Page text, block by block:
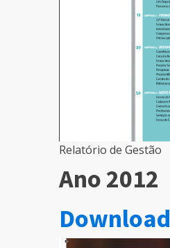
Relatório de Gestão
Ano 2012
Download